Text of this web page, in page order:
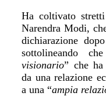
Ha coltivato
Narendra Modi,
dichiarazione
sottolineando
visionario” che
da una relazione
a una“ampia